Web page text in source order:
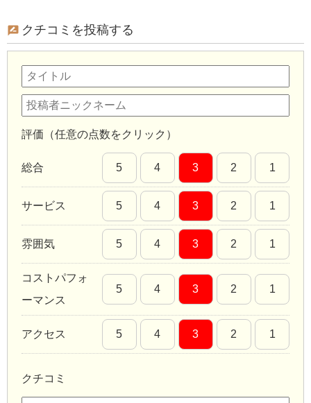
クチコミを投稿する
評価（任意の点数をクリック）
総合 5 4 3 2 1
サービス 5 4 3 2 1
雰囲気 5 4 3 2 1
コストパフォ
ーマンス
5 4 3 2 1
アクセス 5 4 3 2 1
クチコミ